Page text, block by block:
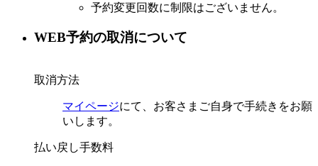
予約変更回数に制限はございません。
WEB予約の取消について
取消方法
マイページにて、お客さまご自身で手続きをお願
いします。
払い戻し手数料